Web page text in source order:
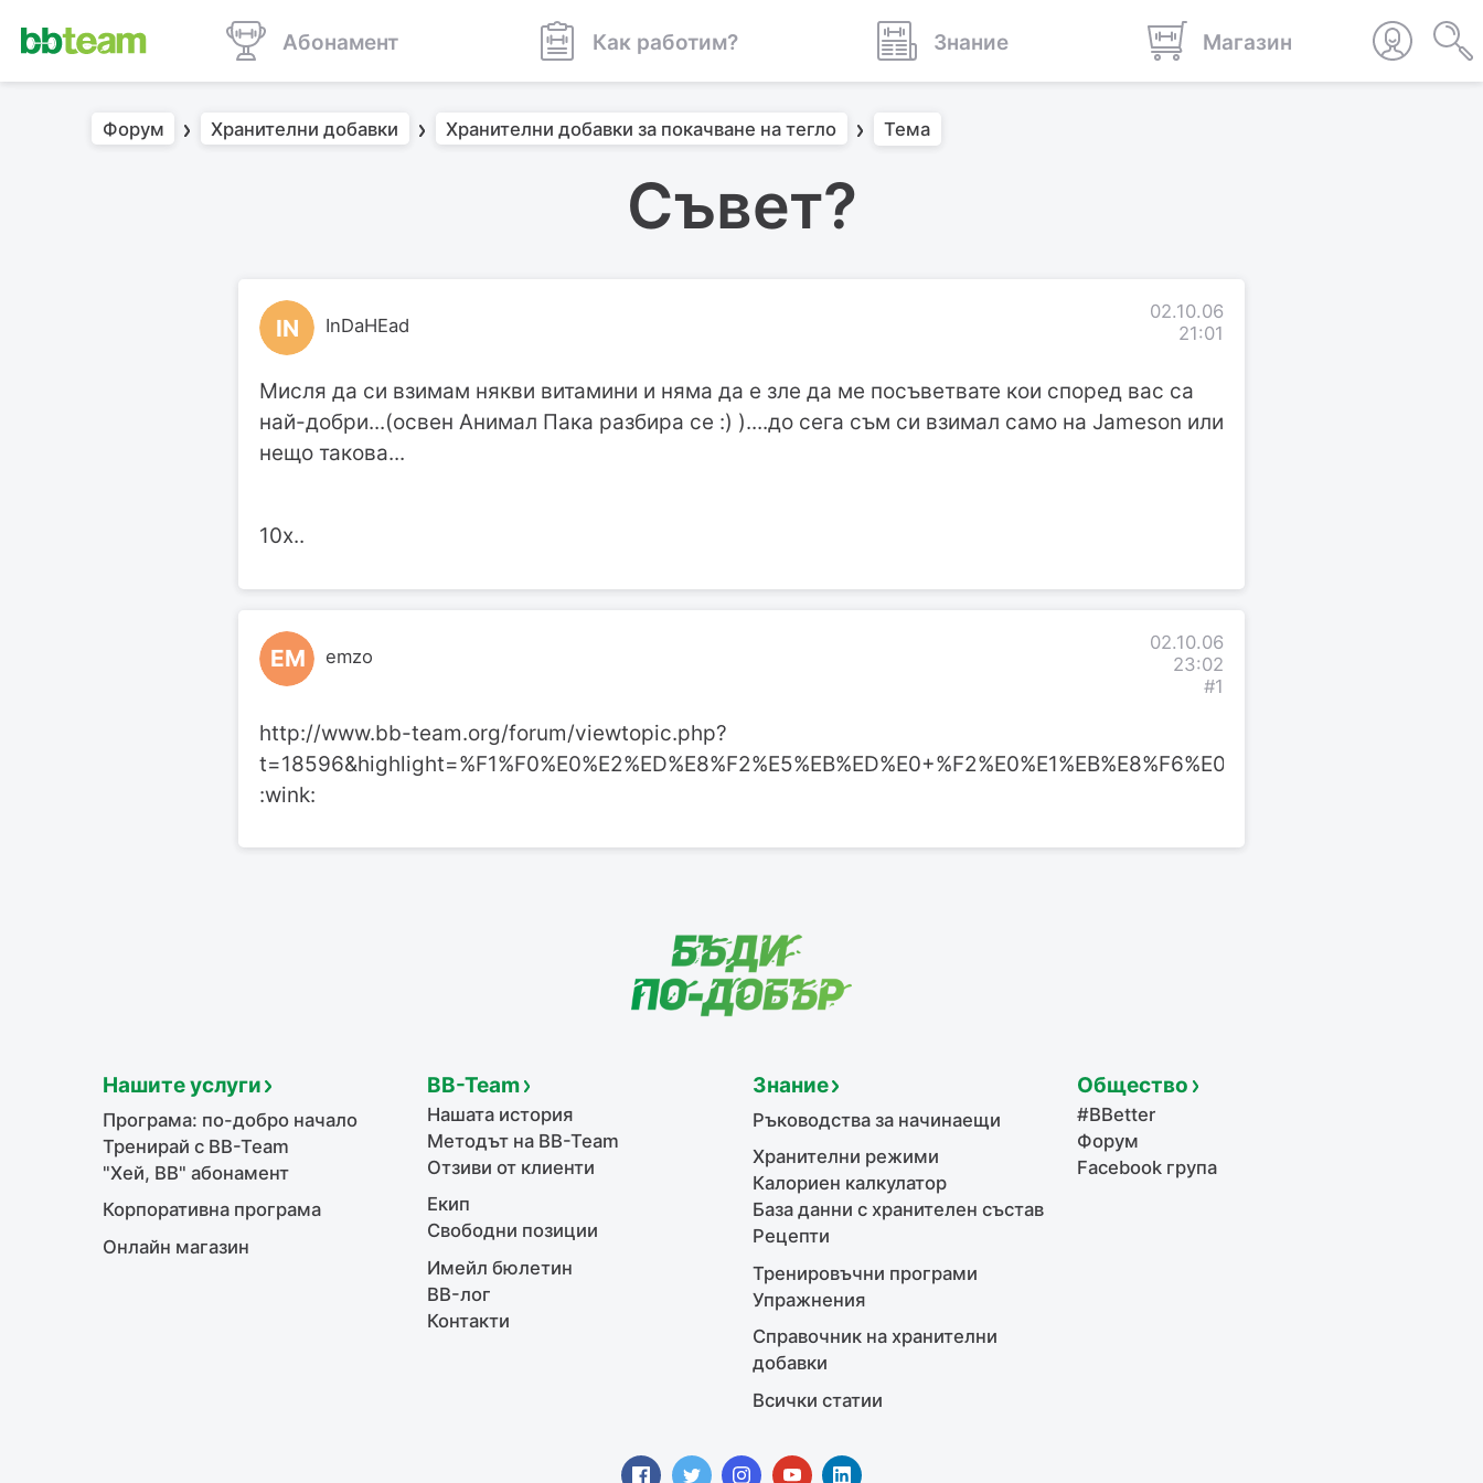
Абонамент Как работим? Знание Магазин
Форум Хранителни добавки Хранителни добавки за покачване на тегло Тема
Съвет?
IN InDaHEad
02.10.06
21:01
Мисля да си взимам някви витамини и няма да е зле да ме посъветвате кои според вас са
най-добри...(освен Анимал Пака разбира се :) )....до сега съм си взимал само на Jameson или
нещо такова...
10х..
EM emzo
02.10.06
23:02
#1
http://www.bb-team.org/forum/viewtopic.php?
t=18596&highlight=%F1%F0%E0%E2%ED%E8%F2%E5%EB%ED%E0+%F2%E0%E1%EB%E8%F6%E0
:wink:
Нашите услуги
Програма: по-добро начало
Тренирай с BB-Team
"Хей, ВВ" абонамент
Корпоративна програма
Онлайн магазин
BB-Team
Нашата история
Методът на BB-Team
Отзиви от клиенти
Екип
Свободни позиции
Имейл бюлетин
BB-лог
Контакти
Знание
Ръководства за начинаещи
Хранителни режими
Калориен калкулатор
База данни с хранителен състав
Рецепти
Тренировъчни програми
Упражнения
Справочник на хранителни
добавки
Всички статии
Общество
#BBetter
Форум
Facebook група